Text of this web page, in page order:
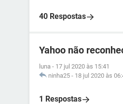
40 Respostas
Yahoo não
luna - 17 jul 2020 às 15:41
ninha25 - 18 jul 2020 às
1 Respostas